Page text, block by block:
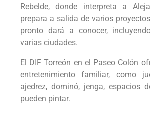
Rebelde, donde interpreta a
prepara a salida de varios
pronto dará a conocer,
varias ciudades.
El DIF Torreón en el Paseo Colón
entretenimiento familiar, como
ajedrez, dominó, jenga, espacios
pueden pintar.